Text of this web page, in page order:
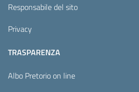
Responsabile del sito
Privacy
TRASPARENZA
Albo Pretorio on line